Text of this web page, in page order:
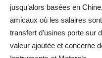
jusqu’alors basées en
amicaux où les salaires
transfert d’usines porte sur
valeur ajoutée et concerne